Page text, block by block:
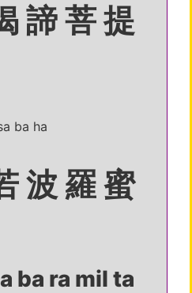
諦 菩 提
ba ha
波 羅 蜜
ba ra mil ta